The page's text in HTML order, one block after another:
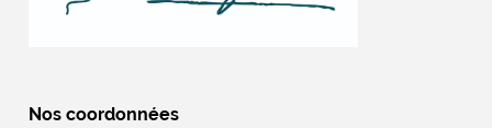
Nos coordonnées